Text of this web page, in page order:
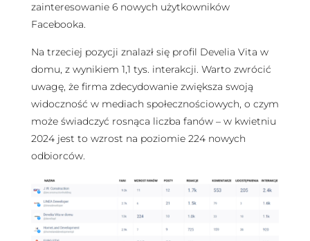
zainteresowanie 6 nowych użytkowników
Facebooka.
Na trzeciej pozycji znalazł się profil Develia Vita w
domu, z wynikiem 1,1 tys. interakcji. Warto zwrócić
uwagę, że firma zdecydowanie zwiększa swoją
widoczność w mediach społecznościowych, o czym
może świadczyć rosnąca liczba fanów – w kwietniu
2024 jest to wzrost na poziomie 224 nowych
odbiorców.